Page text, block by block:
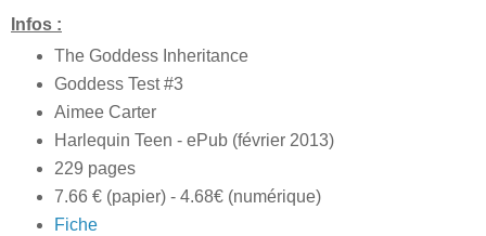
Infos :
The Goddess Inheritance
Goddess Test #3
Aimee Carter
Harlequin Teen - ePub (février 2013)
229 pages
7.66 € (papier) - 4.68€ (numérique)
Fiche